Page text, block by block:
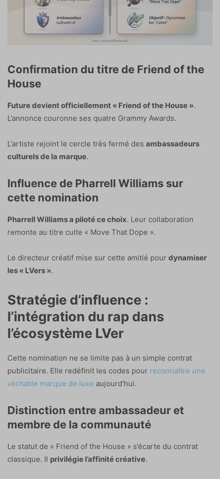
Confirmation du titre de Friend of the
House
Future devient officiellement « Friend of the House ».
L’annonce couronne ses quatre Grammy Awards.
L’artiste rejoint le cercle très fermé des ambassadeurs
culturels de la marque.
Influence de Pharrell Williams sur
cette nomination
Pharrell Williams a piloté ce choix. Leur collaboration
remonte au titre culte « Move That Dope ».
Le directeur créatif mise sur cette amitié pour dynamiser
les « LVers ».
Stratégie d’influence :
l’intégration du rap dans
l’écosystème LVer
Cette nomination ne se limite pas à un simple contrat
publicitaire. Elle redéfinit les codes pour reconnaître une
véritable marque de luxe aujourd’hui.
Distinction entre ambassadeur et
membre de la communauté
Le statut de « Friend of the House » s’écarte du contrat
classique. Il privilégie l’affinité créative.